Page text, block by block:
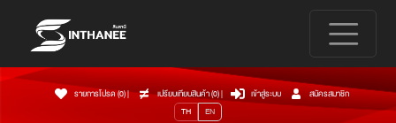
รายการโปรด (0)| เปรียบเทียบสินค้า (0)| เข้าสู่ระบบ
สมัครสมาชิก
TH
EN